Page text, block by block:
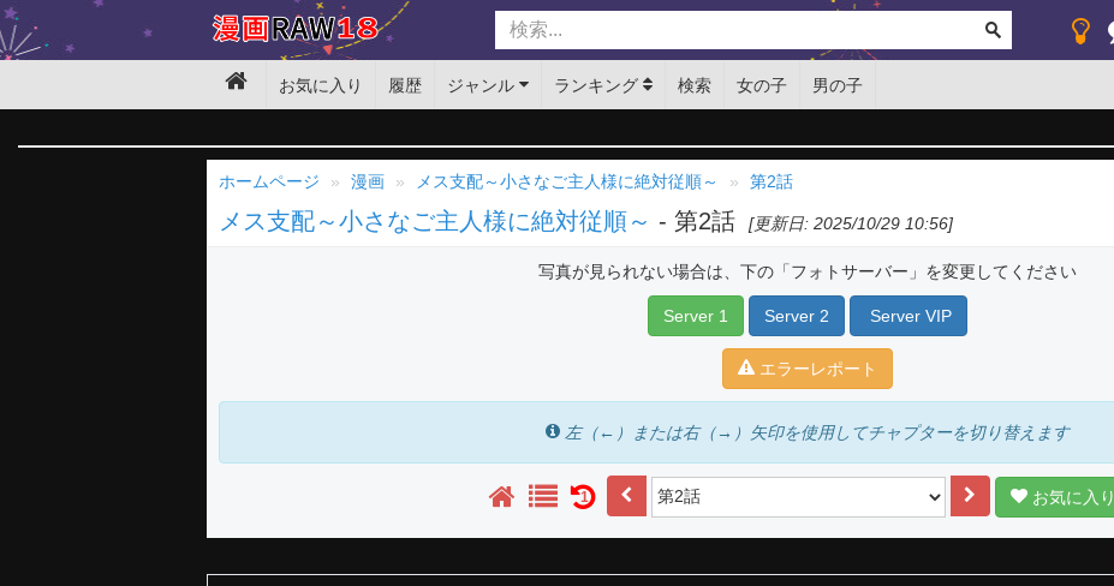
お気に入り 履歴 ジャンル ランキング 検索 女の子 男の子
ホームページ 漫画 メス支配～小さなご主人様に絶対従順～ 第2話
メス支配～小さなご主人様に絶対従順～ - 第2話 [更新日: 2025/10/29 10:56]
写真が見られない場合は、下の「フォトサーバー」を変更してください
Server 1 Server 2 Server VIP
エラーレポート
左（←）または右（→）矢印を使用してチャプターを切り替えます
1 お気に入り